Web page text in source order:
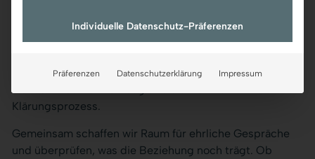
nicht, ob sie ihre Beziehung fortsetzen oder sich
trennen möchten. Ich begleite Sie wertfrei in Ihrem
Klärungsprozess.
Gemeinsam schaffen wir Raum für ehrliche Gespräche
und überprüfen, was die Beziehung noch trägt. Ob
Individuelle Datenschutz-Präferenzen
Präferenzen Datenschutzerklärung Impressum